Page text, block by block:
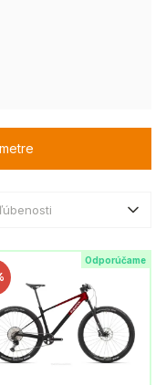
Odporúčame